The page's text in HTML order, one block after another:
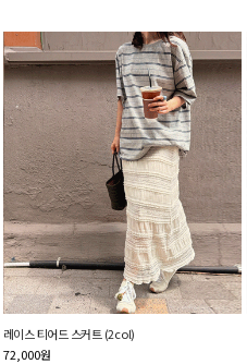
레이스 티어드 스커트 (2col)
72,000원